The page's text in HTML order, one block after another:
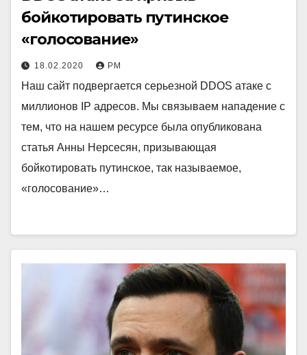
бойкотировать путинское
«голосование»
18.02.2020 РМ
Наш сайт подвергается серьезной DDOS атаке с
миллионов IP адресов. Мы связываем нападение с
тем, что на нашем ресурсе была опубликована
статья Анны Нерсесян, призывающая
бойкотировать путинское, так называемое,
«голосование»…